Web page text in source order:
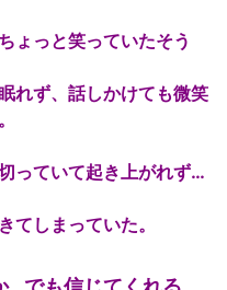
ょっと笑っていたそう
れず、話しかけても微笑
っていて起き上がれず…
てしまっていた。